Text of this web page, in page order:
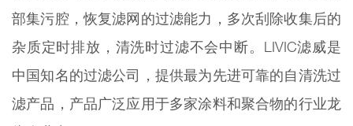
部集污腔，恢复滤网的过滤能力，多次刮除收集后的
杂质定时排放，清洗时过滤不会中断。LIVIC滤威是
中国知名的过滤公司，提供最为先进可靠的自清洗过
滤产品，产品广泛应用于多家涂料和聚合物的行业龙